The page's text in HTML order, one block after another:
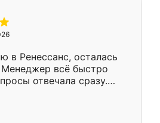
в Ренессанс, осталась
Менеджер всё быстро
отвечала сразу.
в субботу, подошёл к
Собрали
аккуратно, даже